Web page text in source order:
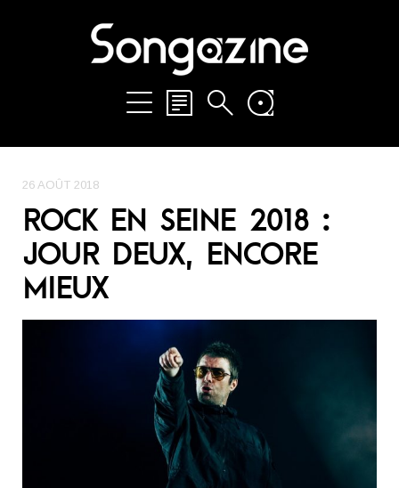
26 AOÛT 2018
ROCK EN SEINE 2018 :
JOUR DEUX, ENCORE
MIEUX